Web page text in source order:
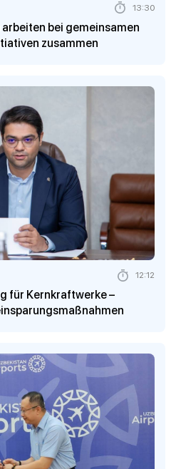
bei gemeinsamen
zusammen
13:30
für Kernkraftwerke –
12:12